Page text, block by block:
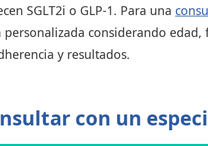
SGLT2i o GLP-1. Para una
personalizada considerando
y resultados.
con un